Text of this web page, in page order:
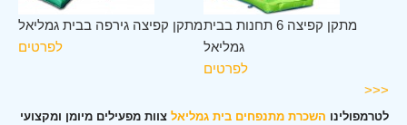
מתקן קפיצה גירפה בבית גמליאל
לפרטים
מתקן קפיצה 6 תחנות בבית
גמליאל
לפרטים
<<<
לטרמפולינו השכרת מתנפחים בית גמליאל צוות מפעילים מיומן ומקצועי